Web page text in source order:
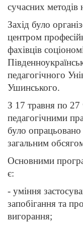
сучасних методів
Захід було
центром
фахівців
педагогічного
Ушинського.
З 17 травня по
педагогічними
було опрацьовано
загальним
Основними
є:
- уміння
запобігання та
вигорання;